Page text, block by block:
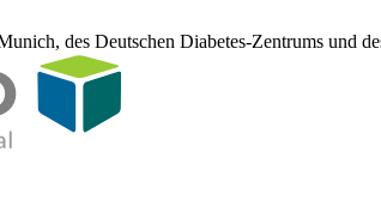
des Deutschen Diabetes-Zentrums und